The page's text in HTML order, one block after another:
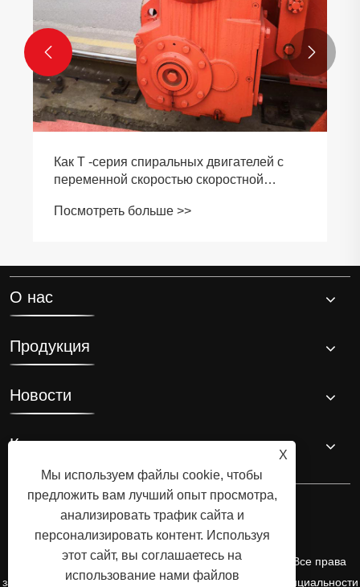
 
О нас
Продукция
Новости
Контакты
Copyright © 2025 Zhejiang Donghai Reducer Co., Ltd. Все права
защищены.Links Sitemap RSS XML политика конфиденциальности
X
Мы используем файлы cookie, чтобы
предложить вам лучший опыт просмотра,
анализировать трафик сайта и
персонализировать контент. Используя
этот сайт, вы соглашаетесь на
использование нами файлов